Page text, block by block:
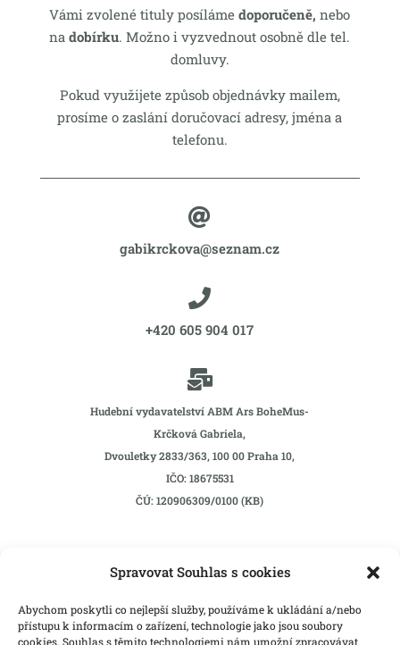
Spravovat Souhlas s cookies
Abychom poskytli co nejlepší služby, používáme k ukládání a/nebo
přístupu k informacím o zařízení, technologie jako jsou soubory
cookies. Souhlas s těmito technologiemi nám umožní zpracovávat
Vámi zvolené tituly posíláme doporučeně,nebo
na dobírku. Možno i vyzvednout osobně dle tel.
domluvy.
Pokud využijete způsob objednávky mailem,
prosíme o zaslání doručovací adresy, jména a
telefonu.

gabikrckova@seznam.cz

+420 605 904 017

Hudební vydavatelství ABM Ars BoheMus-
Krčková Gabriela,
Dvouletky 2833/363, 100 00 Praha 10,
IČO: 18675531
ČÚ: 120906309/0100 (KB)